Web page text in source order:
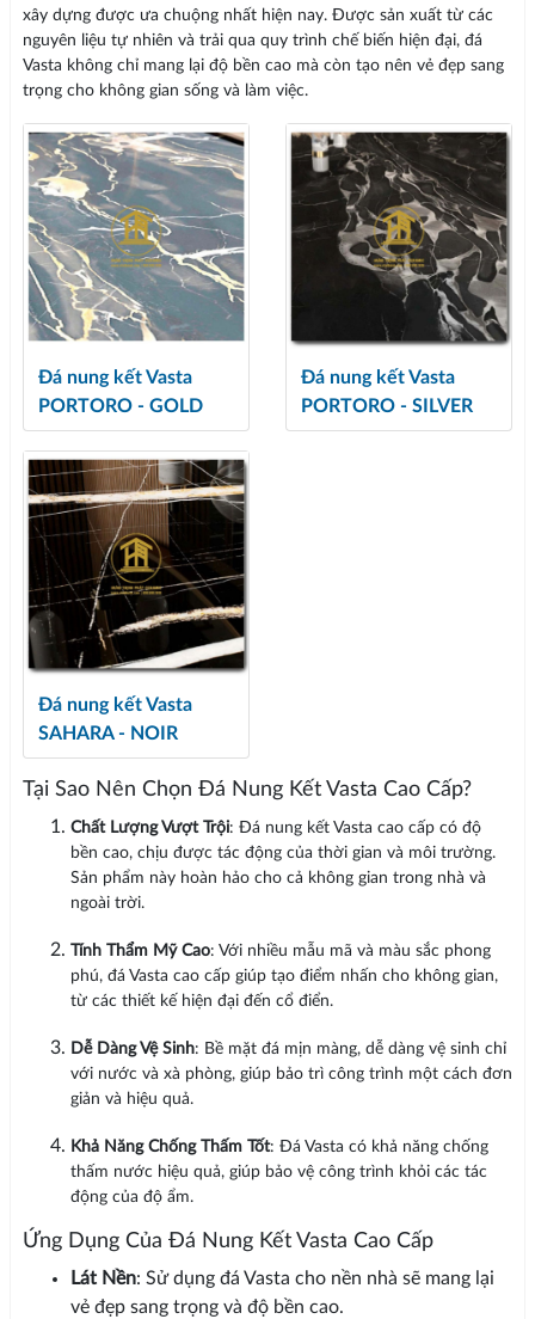
xây dựng được ưa chuộng nhất hiện nay. Được sản xuất từ các
nguyên liệu tự nhiên và trải qua quy trình chế biến hiện đại, đá
Vasta không chỉ mang lại độ bền cao mà còn tạo nên vẻ đẹp sang
trọng cho không gian sống và làm việc.
Đá nung kết Vasta
PORTORO - GOLD
Đá nung kết Vasta
PORTORO - SILVER
Đá nung kết Vasta
SAHARA - NOIR
Tại Sao Nên Chọn Đá Nung Kết Vasta Cao Cấp?
Chất Lượng Vượt Trội: Đá nung kết Vasta cao cấp có độ
bền cao, chịu được tác động của thời gian và môi trường.
Sản phẩm này hoàn hảo cho cả không gian trong nhà và
ngoài trời.
Tính Thẩm Mỹ Cao: Với nhiều mẫu mã và màu sắc phong
phú, đá Vasta cao cấp giúp tạo điểm nhấn cho không gian,
từ các thiết kế hiện đại đến cổ điển.
Dễ Dàng Vệ Sinh: Bề mặt đá mịn màng, dễ dàng vệ sinh chỉ
với nước và xà phòng, giúp bảo trì công trình một cách đơn
giản và hiệu quả.
Khả Năng Chống Thấm Tốt: Đá Vasta có khả năng chống
thấm nước hiệu quả, giúp bảo vệ công trình khỏi các tác
động của độ ẩm.
Ứng Dụng Của Đá Nung Kết Vasta Cao Cấp
Lát Nền: Sử dụng đá Vasta cho nền nhà sẽ mang lại
vẻ đẹp sang trọng và độ bền cao.